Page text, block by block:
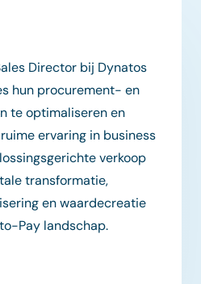
Director bij Dynatos
hun procurement- en
te optimaliseren en
ervaring in business
verkoop
transformatie,
en waardecreatie
Pay landschap.